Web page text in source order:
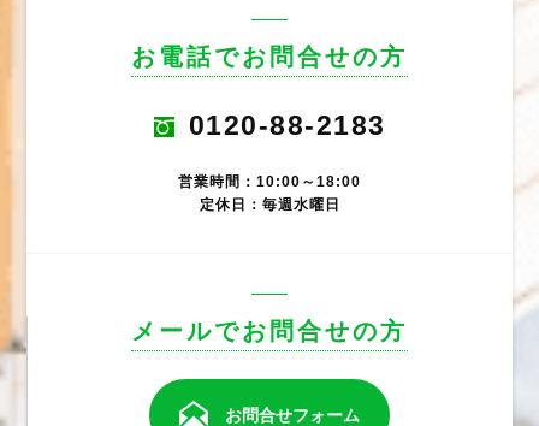
お電話でお問合せの方
0120-88-2183
営業時間：10:00～18:00
定休日：毎週水曜日
メールでお問合せの方
お問合せフォーム